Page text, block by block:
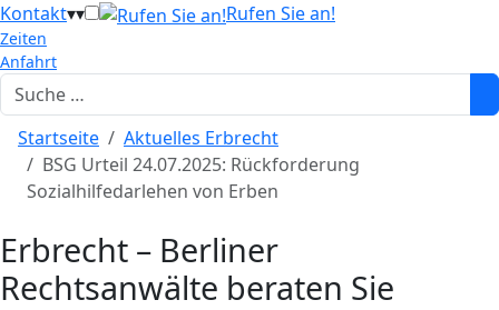
Kontakt▾▾
Zeiten
Anfahrt
Rufen Sie an!
Suchen
Startseite
Aktuelles Erbrecht
BSG Urteil 24.07.2025: Rückforderung
Sozialhilfedarlehen von Erben
Erbrecht – Berliner
Rechtsanwälte beraten Sie